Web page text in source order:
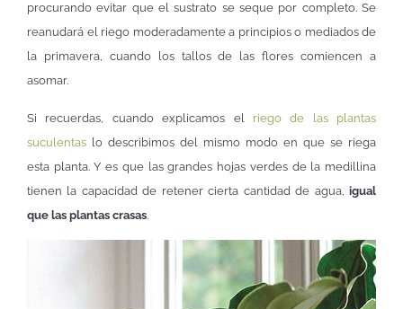
procurando evitar que el sustrato se seque por completo. Se
reanudará el riego moderadamente a principios o mediados de
la primavera, cuando los tallos de las flores comiencen a
asomar.
Si recuerdas, cuando explicamos el riego de las plantas
suculentas lo describimos del mismo modo en que se riega
esta planta. Y es que las grandes hojas verdes de la medillina
tienen la capacidad de retener cierta cantidad de agua, igual
que las plantas crasas.